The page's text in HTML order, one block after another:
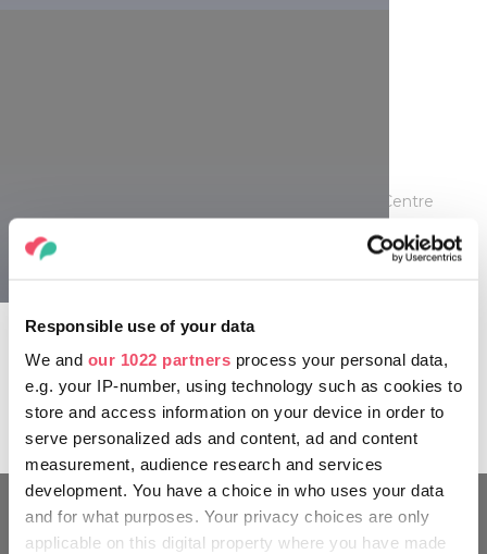
Responsible use of your data
We and our 1022 partners process your personal data,
e.g. your IP-number, using technology such as cookies to
store and access information on your device in order to
serve personalized ads and content, ad and content
measurement, audience research and services
development. You have a choice in who uses your data
and for what purposes. Your privacy choices are only
applicable on this digital property where you have made
Près du lac Tisza, le haut lieu des cyclistes est le Centre
cycliste de Tiszafüred. Il est conseillé de commencer votre
circuit ici, ne serait-ce que parce que vous pouvez y louer
des vélos si vous n’en avez pas les vôtres. Il y a 8 points de
vélos. Le centre comprend également un atelier de
réparation, un parking, une douche, un espace de repos et
un buffet, et vous pouvez également vous inscrire à des
tours organisées. Si vous aimez les bons plats de poisson,
vous devez absolument tester l’un des restaurants locaux.